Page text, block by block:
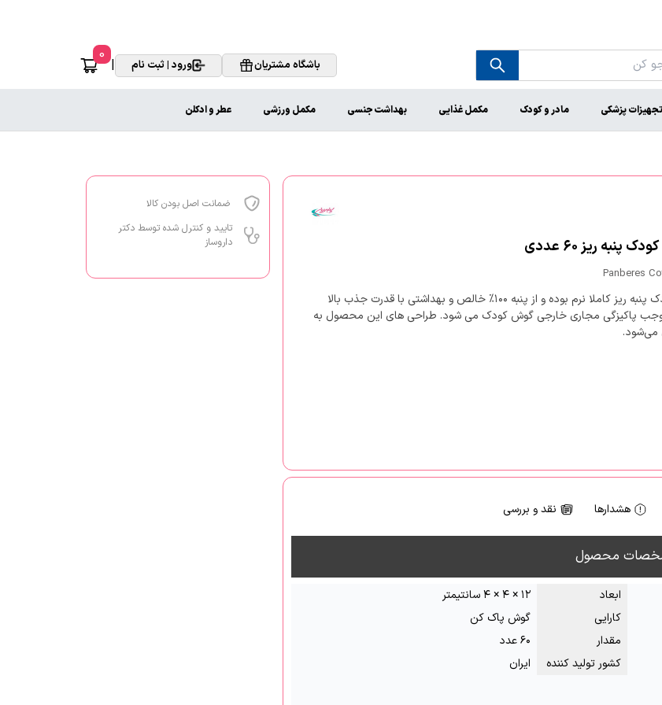
باشگاه مشتریان ورود | ثبت نام |
0
تجهیزات پزشکی مادر و کودک مکمل غذایی بهداشت جنسی مکمل ورزشی عطر و ادکلن
ریز ۶۰ عددی
Panberes
گوش پاک کن کودک پنبه ریز کاملا نرم بوده و از پنبه ۱۰۰% خالص و بهداشتی با قدرت جذب بالا
پاکیزگی مجاری خارجی گوش کودک می شود. طراحی های این محصول به
می‌شود.
هشدارها نقد و بررسی
محصول
ابعاد
۱۲ × ۴ × ۴ سانتیمتر
کارایی
گوش پاک کن
مقدار
۶۰ عدد
کشور تولید کننده
ایران
ضمانت اصل بودن کالا
تایید و کنترل شده توسط دکتر
داروساز